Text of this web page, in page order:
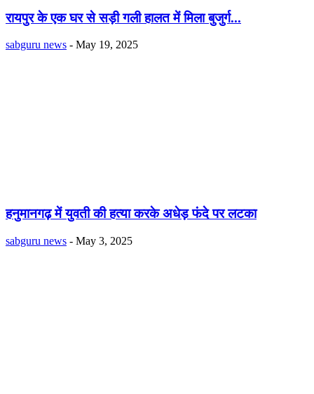
रायपुर के एक घर से सड़ी गली हालत में मिला बुजुर्ग...
sabguru news - May 19, 2025
हनुमानगढ़ में युवती की हत्या करके अधेड़ फंदे पर लटका
sabguru news - May 3, 2025